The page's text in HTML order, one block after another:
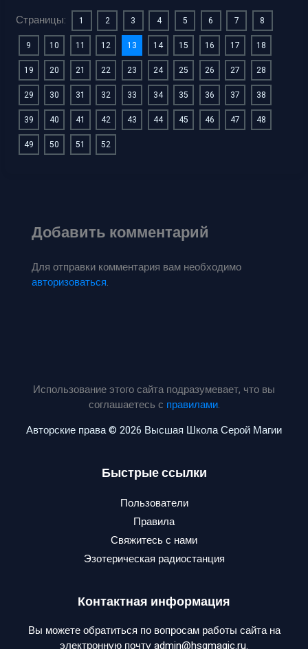
Страницы: 1 2 3 4 5 6 7
8
9
10 11 12 13 14 15 16 17
18
19
20 21 22 23 24 25 26 27
28
29
30 31 32 33 34 35 36 37
38
39
40 41 42 43 44 45 46 47
48
49
50 51 52
Добавить комментарий
Для отправки комментария вам необходимо
авторизоваться.
Использование этого сайта подразумевает, что вы
соглашаетесь с правилами.
Авторские права © 2026 Высшая Школа Серой Магии
Быстрые ссылки
Пользователи
Правила
Свяжитесь с нами
Эзотерическая радиостанция
Контактная информация
Вы можете обратиться по вопросам работы сайта на
электронную почту admin@hsgmagic.ru.